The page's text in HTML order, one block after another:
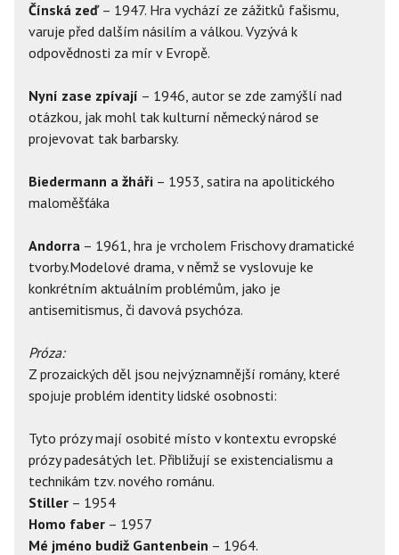
Čínská zeď– 1947. Hra vychází ze zážitků fašismu,
varuje před dalším násilím a válkou. Vyzývá k
odpovědnosti za mír v Evropě.
Nyní zase zpívají – 1946, autor se zde zamýšlí nad
otázkou, jak mohl tak kulturní německý národ se
projevovat tak barbarsky.
Biedermann a žháři – 1953, satira na apolitického
maloměšťáka
Andorra – 1961, hra je vrcholem Frischovy dramatické
tvorby.Modelové drama, v němž se vyslovuje ke
konkrétním aktuálním problémům, jako je
antisemitismus, či davová psychóza.
Próza:
Z prozaických děl jsou nejvýznamnější romány, které
spojuje problém identity lidské osobnosti:
Tyto prózy mají osobité místo v kontextu evropské
prózy padesátých let. Přibližují se existencialismu a
technikám tzv. nového románu.
Stiller – 1954
Homo faber – 1957
Mé jméno budiž Gantenbein – 1964.